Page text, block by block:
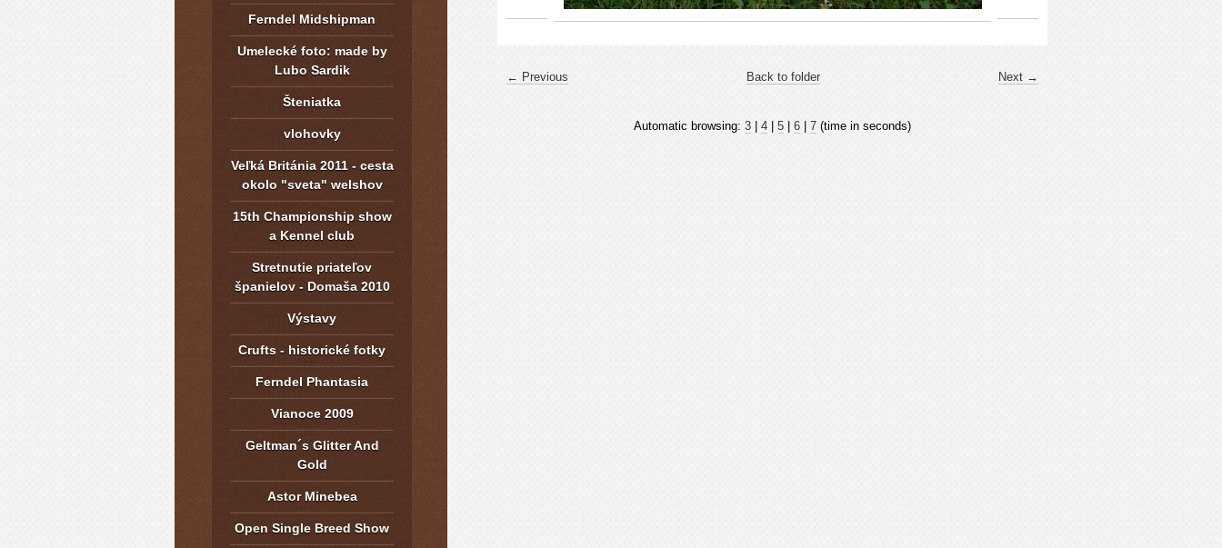
← Previous Next →
Back to folder
Automatic browsing: 3 4 5 6 7 (time in seconds)
Ferndel Midshipman
Umelecké foto: made by
Lubo Sardik
Šteniatka
vlohovky
Veľká Británia 2011 - cesta
okolo "sveta" welshov
15th Championship show
a Kennel club
Stretnutie priateľov
španielov - Domaša 2010
Výstavy
Crufts - historické fotky
Ferndel Phantasia
Vianoce 2009
Geltman´s Glitter And
Gold
Astor Minebea
Open Single Breed Show